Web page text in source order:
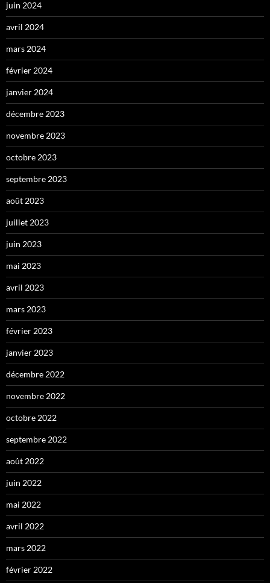
juin 2024
avril 2024
mars 2024
février 2024
janvier 2024
décembre 2023
novembre 2023
octobre 2023
septembre 2023
août 2023
juillet 2023
juin 2023
mai 2023
avril 2023
mars 2023
février 2023
janvier 2023
décembre 2022
novembre 2022
octobre 2022
septembre 2022
août 2022
juin 2022
mai 2022
avril 2022
mars 2022
février 2022